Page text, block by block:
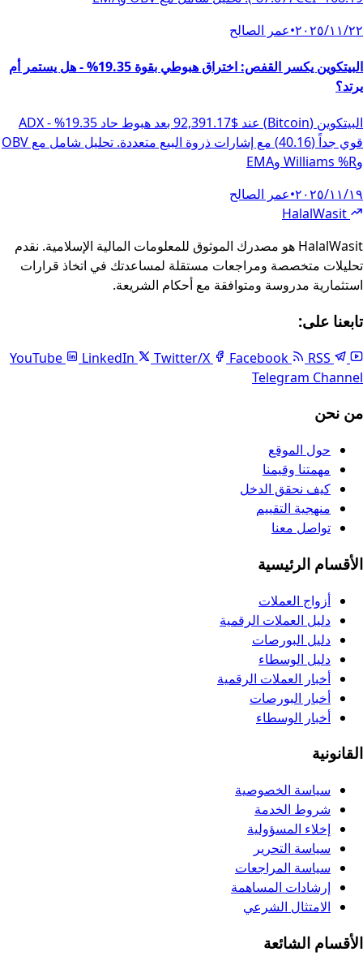
٢٢‏/١١‏/٢٠٢٥
•عمر الصالح
البيتكوين يكسر القفص: اختراق هبوطي بقوة 19.35% - هل يستمر أم
يرتد؟
البيتكوين (Bitcoin) عند $92,391.17 بعد هبوط حاد 19.35% - ADX
قوي جداً (40.16) مع إشارات ذروة البيع متعددة. تحليل شامل مع OBV
وWilliams %R وEMA
١٩‏/١١‏/٢٠٢٥
•عمر الصالح
Footer
HalalWasit
HalalWasit هو مصدرك الموثوق للمعلومات المالية الإسلامية. نقدم
تحليلات متخصصة ومراجعات مستقلة لمساعدتك في اتخاذ قرارات
استثمارية مدروسة ومتوافقة مع أحكام الشريعة.
تابعنا على:
LinkedIn Twitter/X Facebook
RSS
Telegram Channel
من نحن
حول الموقع
مهمتنا وقيمنا
كيف نحقق الدخل
منهجية التقييم
تواصل معنا
الأقسام الرئيسية
أزواج العملات
دليل العملات الرقمية
دليل البورصات
دليل الوسطاء
أخبار العملات الرقمية
أخبار البورصات
أخبار الوسطاء
القانونية
سياسة الخصوصية
شروط الخدمة
إخلاء المسؤولية
سياسة التحرير
سياسة المراجعات
إرشادات المساهمة
الامتثال الشرعي
الأقسام الشائعة